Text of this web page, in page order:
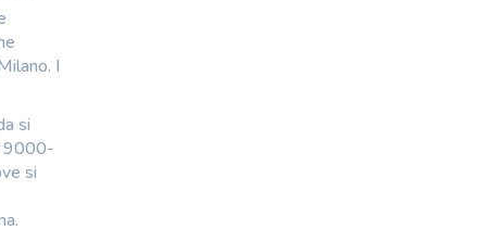
I
si
9000-
si